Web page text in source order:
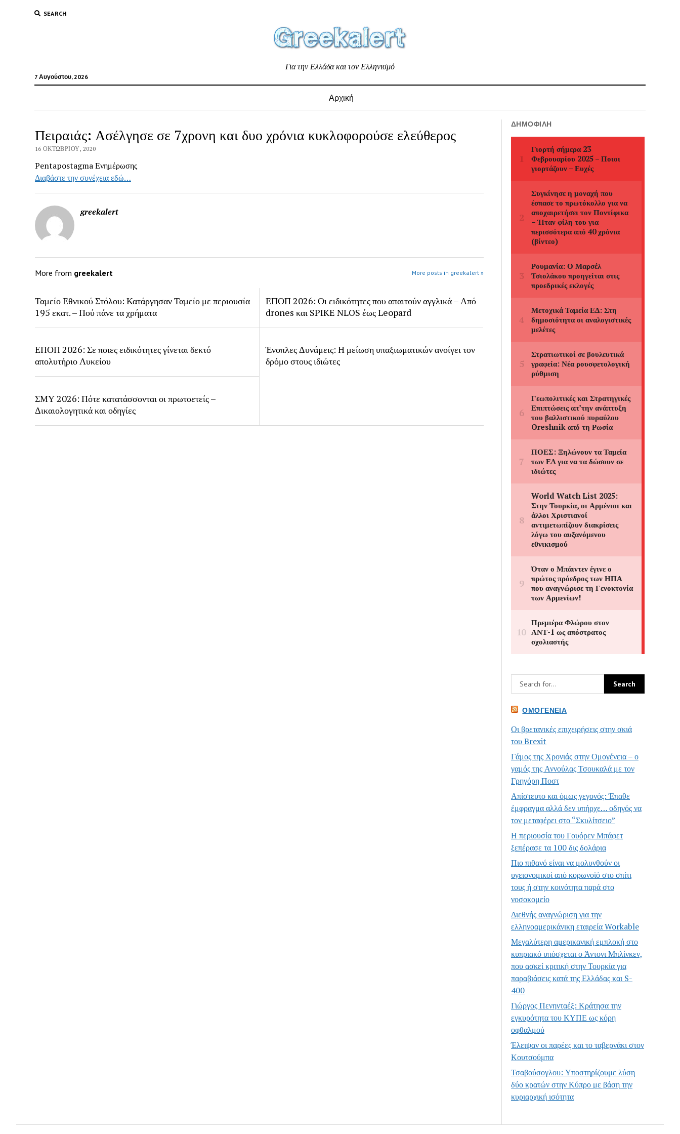
SEARCH
7 Αυγούστου, 2026
Για την Ελλάδα και τον Ελληνισμό
Αρχική
Πειραιάς: Ασέλγησε σε 7χρονη και δυο χρόνια κυκλοφορούσε ελεύθερος
16 ΟΚΤΩΒΡΊΟΥ, 2020
Pentapostagma Ενημέρωσης
Διαβάστε την συνέχεια εδώ…
greekalert
More from greekalert More posts in greekalert »
Ταμείο Εθνικού Στόλου: Κατάργησαν Ταμείο με περιουσία
195 εκατ. – Πού πάνε τα χρήματα
ΕΠΟΠ 2026: Οι ειδικότητες που απαιτούν αγγλικά – Από
drones και SPIKE NLOS έως Leopard
ΕΠΟΠ 2026: Σε ποιες ειδικότητες γίνεται δεκτό
απολυτήριο Λυκείου
Ένοπλες Δυνάμεις: Η μείωση υπαξιωματικών ανοίγει τον
δρόμο στους ιδιώτες
ΣΜΥ 2026: Πότε κατατάσσονται οι πρωτοετείς –
Δικαιολογητικά και οδηγίες
ΔΗΜΟΦΙΛΉ
ΟΜΟΓΈΝΕΙΑ
Οι βρετανικές επιχειρήσεις στην σκιά
του Brexit
Γάμος της Χρονιάς στην Ομογένεια – ο
γαμός της Αννούλας Τσουκαλά με τον
Γρηγόρη Ποστ
Απίστευτο και όμως γεγονός: Έπαθε
έμφραγμα αλλά δεν υπήρχε… οδηγός να
τον μεταφέρει στο “Σκυλίτσειο”
Η περιουσία του Γουόρεν Μπάφετ
ξεπέρασε τα 100 δις δολάρια
Πιο πιθανό είναι να μολυνθούν οι
υγειονομικοί από κορωνοϊό στο σπίτι
τους ή στην κοινότητα παρά στο
νοσοκομείο
Διεθνής αναγνώριση για την
ελληνοαμερικάνικη εταιρεία Workable
Μεγαλύτερη αμερικανική εμπλοκή στο
κυπριακό υπόσχεται ο Άντονι Μπλίνκεν,
που ασκεί κριτική στην Τουρκία για
παραβιάσεις κατά της Ελλάδας και S-
400
Γιώργος Πενηνταέξ: Κράτησα την
εγκυρότητα του ΚΥΠΕ ως κόρη
οφθαλμού
Έλειψαν οι παρέες και το ταβερνάκι στον
Κουτσούμπα
Τσαβούσογλου: Υποστηρίζουμε λύση
δύο κρατών στην Κύπρο με βάση την
κυριαρχική ισότητα